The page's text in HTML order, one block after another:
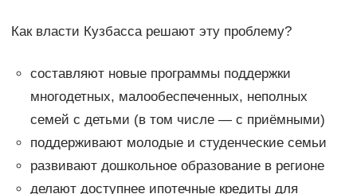
Как власти Кузбасса решают эту проблему?
составляют новые программы поддержки
многодетных, малообеспеченных, неполных
семей с детьми (в том числе — с приёмными)
поддерживают молодые и студенческие семьи
развивают дошкольное образование в регионе
делают доступнее ипотечные кредиты для